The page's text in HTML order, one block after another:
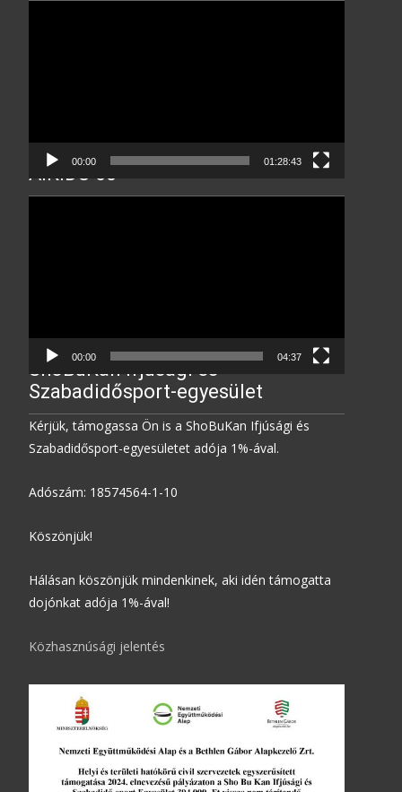
00:00 01:28:43
AIKIDO 60
00:00 04:37
ShoBuKan Ifjúsági és
Szabadidősport-egyesület
Kérjük, támogassa Ön is a ShoBuKan Ifjúsági és
Szabadidősport-egyesületet adója 1%-ával.
Adószám: 18574564-1-10
Köszönjük!
Hálásan köszönjük mindenkinek, aki idén támogatta
dojónkat adója 1%-ával!
Közhasznúsági jelentés